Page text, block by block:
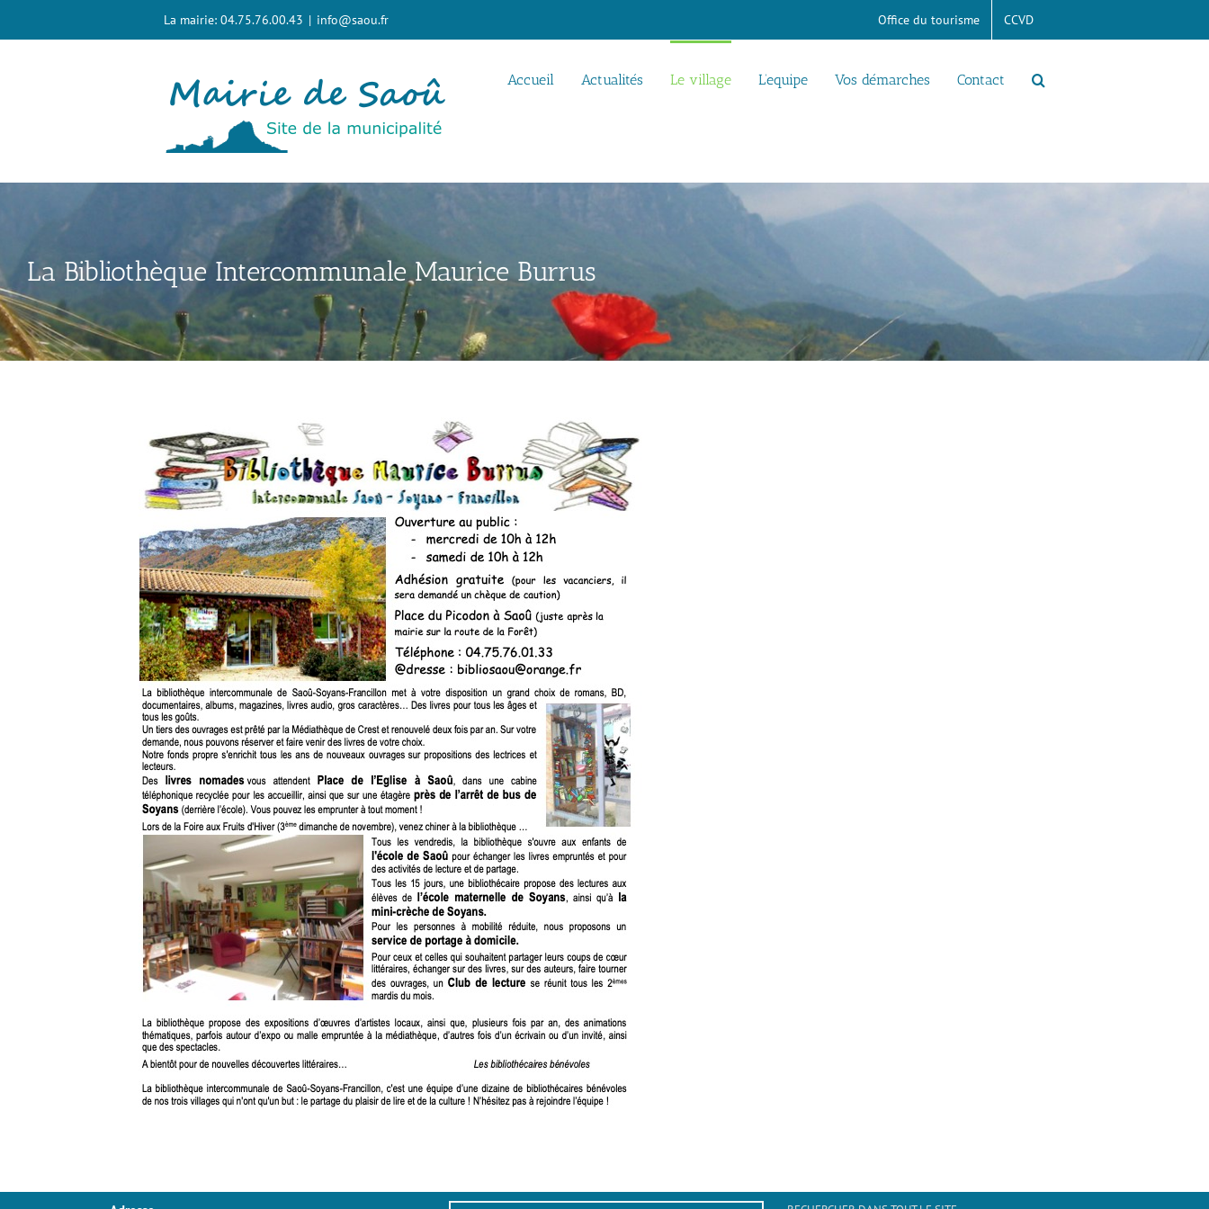
La mairie: 04.75.76.00.43 | info@saou.fr Office du tourisme CCVD
Accueil Actualités Le village L’equipe Vos démarches Contact
La Bibliothèque Intercommunale Maurice Burrus